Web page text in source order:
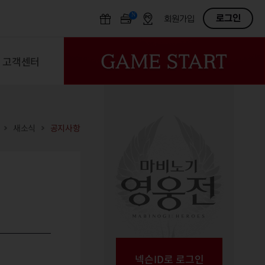
N OFF회원가입 로그인
고객센터
새소식 공지사항
넥슨ID로 로그인